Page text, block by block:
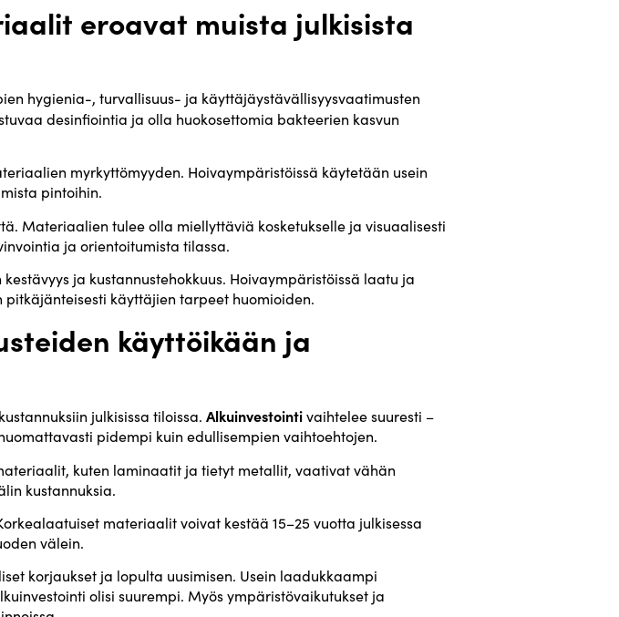
eroavat muista julkisista
hygienia-, turvallisuus- ja käyttäjäystävällisyysvaatimusten
desinfiointia ja olla huokosettomia bakteerien kasvun
myrkyttömyyden. Hoivaympäristöissä käytetään usein
pintoihin.
Materiaalien tulee olla miellyttäviä kosketukselle ja visuaalisesti
ja orientoitumista tilassa.
ja kustannustehokkuus. Hoivaympäristöissä laatu ja
käyttäjien tarpeet huomioiden.
käyttöikään ja
julkisissa tiloissa. Alkuinvestointivaihtelee suuresti –
pidempi kuin edullisempien vaihtoehtojen.
kuten laminaatit ja tietyt metallit, vaativat vähän
kustannuksia.
materiaalit voivat kestää 15–25 vuotta julkisessa
välein.
korjaukset ja lopulta uusimisen. Usein laadukkaampi
olisi suurempi. Myös ympäristövaikutukset ja